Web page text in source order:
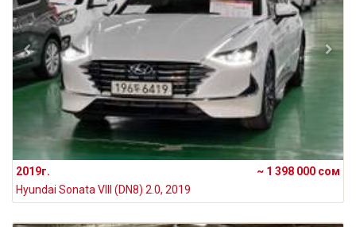
2019г.
~ 1 398 000 сом
Hyundai Sonata VIII (DN8) 2.0, 2019